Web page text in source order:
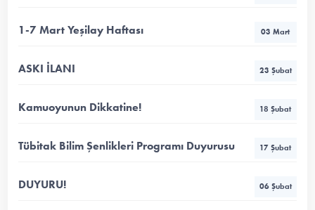
1-7 Mart Yeşilay Haftası 03 Mart
ASKI İLANI 23 Şubat
Kamuoyunun Dikkatine! 18 Şubat
Tübitak Bilim Şenlikleri Programı Duyurusu 17 Şubat
DUYURU! 06 Şubat